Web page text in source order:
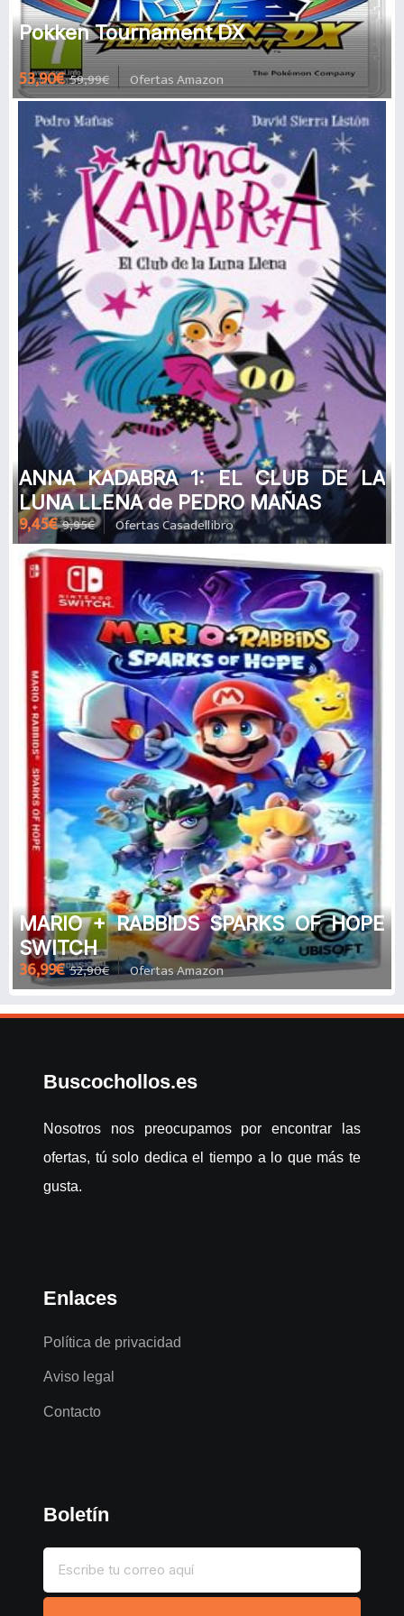
Pokken Tournament DX
53,90€ 59,99€ Ofertas Amazon
ANNA KADABRA 1: EL CLUB DE LA
LUNA LLENA de PEDRO MAÑAS
9,45€ 9,95€ Ofertas Casadellibro
MARIO + RABBIDS SPARKS OF HOPE
SWITCH
36,99€ 52,90€ Ofertas Amazon
Buscochollos.es
Nosotros nos preocupamos por encontrar las
ofertas, tú solo dedica el tiempo a lo que más te
gusta.
Enlaces
Política de privacidad
Aviso legal
Contacto
Boletín